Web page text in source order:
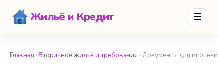
Жильё и Кредит ☰
Главная ›Вторичное жильё и требования › Документы для